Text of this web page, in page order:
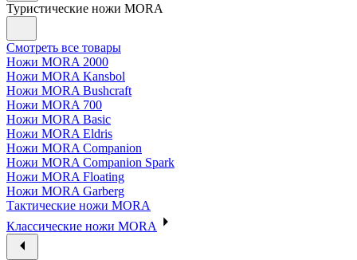
Туристические ножи MORA
Смотреть все товары
Ножи MORA 2000
Ножи MORA Kansbol
Ножи MORA Bushcraft
Ножи MORA 700
Ножи MORA Basic
Ножи MORA Eldris
Ножи MORA Companion
Ножи MORA Companion Spark
Ножи MORA Floating
Ножи MORA Garberg
Тактические ножи MORA
Классические ножи MORA